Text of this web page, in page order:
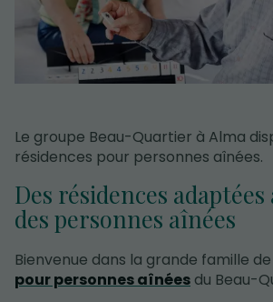
Le groupe Beau-Quartier à Alma
résidences pour personnes aînées.
Des résidences
des personnes aînées
Bienvenue dans la grande famille
pour personnes aînées du Beau-